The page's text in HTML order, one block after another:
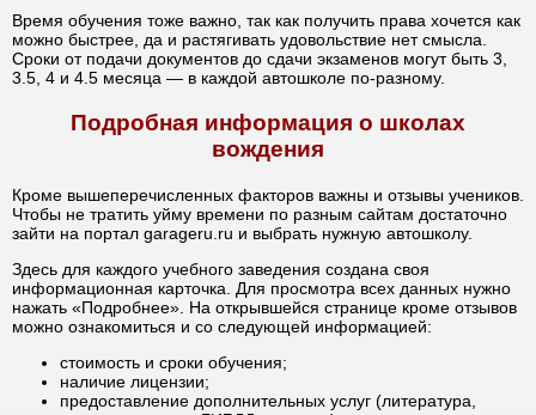
Время обучения тоже важно, так как получить права хочется как
можно быстрее, да и растягивать удовольствие нет смысла.
Сроки от подачи документов до сдачи экзаменов могут быть 3,
3.5, 4 и 4.5 месяца — в каждой автошколе по-разному.
Подробная информация о школах
вождения
Кроме вышеперечисленных факторов важны и отзывы учеников.
Чтобы не тратить уйму времени по разным сайтам достаточно
зайти на портал garageru.ru и выбрать нужную автошколу.
Здесь для каждого учебного заведения создана своя
информационная карточка. Для просмотра всех данных нужно
нажать «Подробнее». На открывшейся странице кроме отзывов
можно ознакомиться и со следующей информацией:
стоимость и сроки обучения;
наличие лицензии;
предоставление дополнительных услуг (литература,